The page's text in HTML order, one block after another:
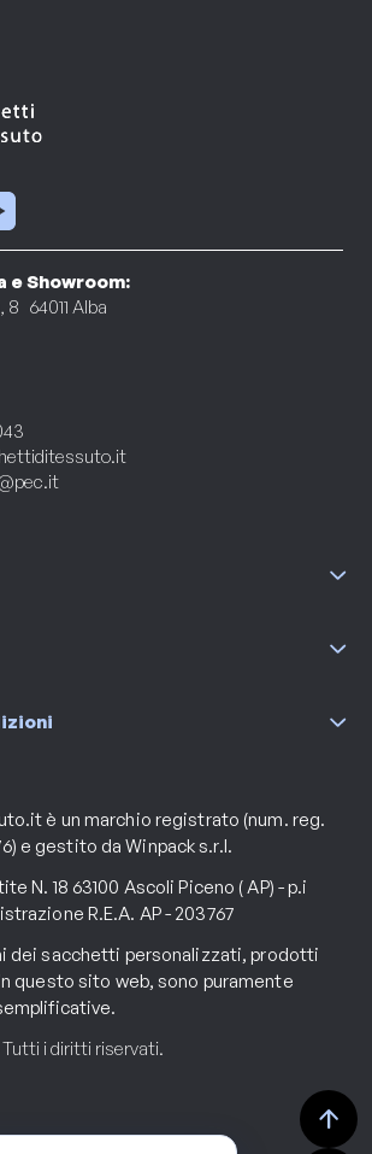
e Showroom:
8 64011 Alba
è un marchio registrato (num. reg.
e gestito da Winpack s.r.l.
N. 18 63100 Ascoli Piceno ( AP) - p.i
R.E.A. AP - 203767
dei sacchetti personalizzati, prodotti
questo sito web, sono puramente
i diritti riservati.
arrow_upward